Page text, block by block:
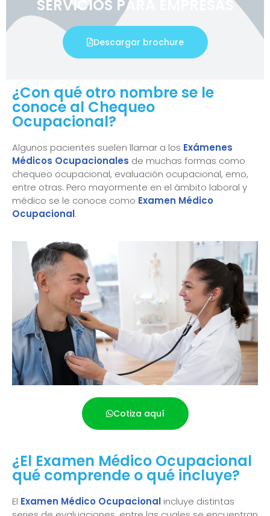
SERVICIOS PARA EMPRESAS
Descargar brochure
¿Con qué otro nombre se le
conoce al Chequeo
Ocupacional?
Algunos pacientes suelen llamar a los Exámenes
Médicos Ocupacionales de muchas formas como
chequeo ocupacional, evaluación ocupacional, emo,
entre otras. Pero mayormente en el ámbito laboral y
médico se le conoce como Examen Médico
Ocupacional.
Cotiza aquí
¿El Examen Médico Ocupacional
qué comprende o qué incluye?
El Examen Médico Ocupacional incluye distintas